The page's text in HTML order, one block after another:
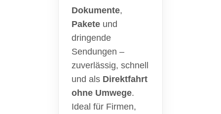
Dokumente,
Pakete und
dringende
Sendungen –
zuverlässig, schnell
und als Direktfahrt
ohne Umwege.
Ideal für Firmen,